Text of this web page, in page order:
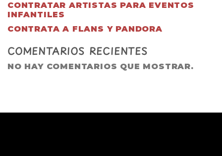
CONTRATAR ARTISTAS PARA EVENTOS
INFANTILES
CONTRATA A FLANS Y PANDORA
COMENTARIOS RECIENTES
NO HAY COMENTARIOS QUE MOSTRAR.